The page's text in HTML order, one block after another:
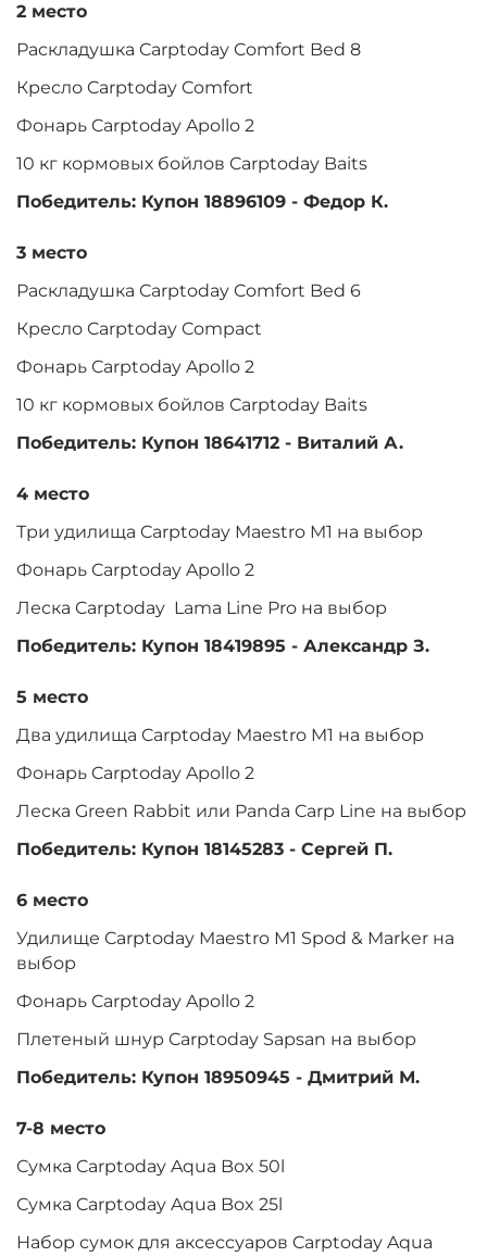
2 место
Раскладушка Carptoday Comfort Bed 8
Кресло Carptoday Comfort
Фонарь Carptoday Apollo 2
10 кг кормовых бойлов Carptoday Baits
Победитель: Купон 18896109 - Федор К.
3 место
Раскладушка Carptoday Comfort Bed 6
Кресло Carptoday Compact
Фонарь Carptoday Apollo 2
10 кг кормовых бойлов Carptoday Baits
Победитель: Купон 18641712 - Виталий А.
4 место
Три удилища Carptoday Maestro M1 на выбор
Фонарь Carptoday Apollo 2
Леска Carptoday Lama Line Pro на выбор
Победитель: Купон 18419895 - Александр З.
5 место
Два удилища Carptoday Maestro M1 на выбор
Фонарь Carptoday Apollo 2
Леска Green Rabbit или Panda Carp Line на выбор
Победитель: Купон 18145283 - Сергей П.
6 место
Удилище Carptoday Maestro M1 Spod & Marker на
выбор
Фонарь Carptoday Apollo 2
Плетеный шнур Carptoday Sapsan на выбор
Победитель: Купон 18950945 - Дмитрий М.
7-8 место
Сумка Carptoday Aqua Box 50l
Сумка Carptoday Aqua Box 25l
Набор сумок для аксессуаров Carptoday Aqua